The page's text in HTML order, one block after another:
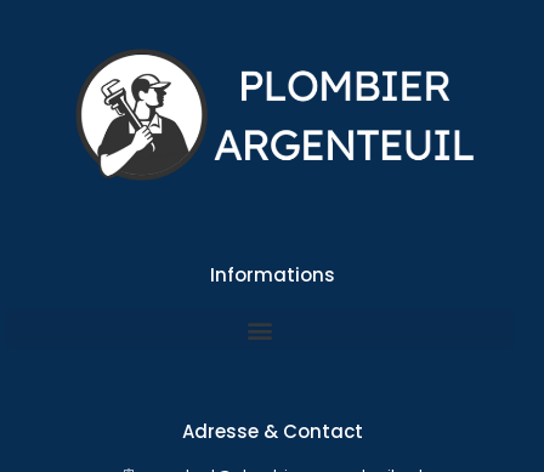
Informations
Adresse & Contact